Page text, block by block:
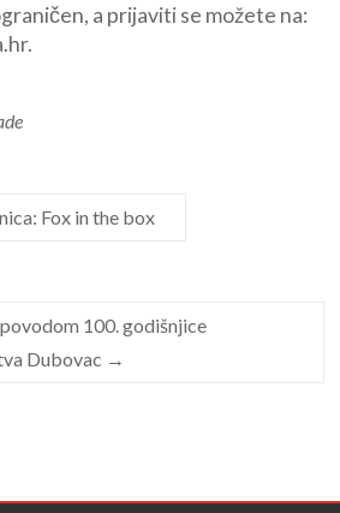
a prijaviti se možete na:
Fox in the box
100. godišnjice
Dubovac →